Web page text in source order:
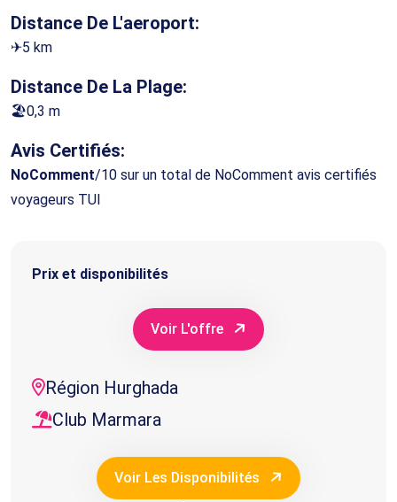
Distance De L'aeroport:
✈5 km
Distance De La Plage:
🏖0,3 m
Avis Certifiés:
NoComment/10 sur un total de NoComment avis certifiés
voyageurs TUI
Prix et disponibilités
Voir L'offre
Région Hurghada
Club Marmara
Voir Les Disponibilités